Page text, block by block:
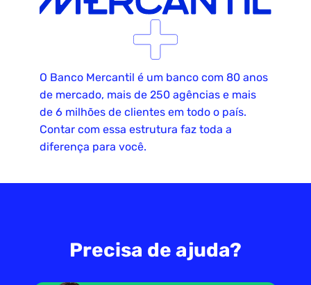
O Banco Mercantil é um banco com 80 anos
de mercado, mais de 250 agências e mais
de 6 milhões de clientes em todo o país.
Contar com essa estrutura faz toda a
diferença para você.
Precisa de ajuda?